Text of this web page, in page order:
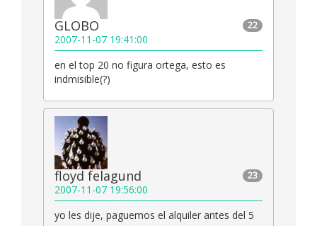
22
GLOBO
2007-11-07 19:41:00
en el top 20 no figura ortega, esto es
indmisible(?)
23
floyd felagund
2007-11-07 19:56:00
yo les dije, paguemos el alquiler antes del 5